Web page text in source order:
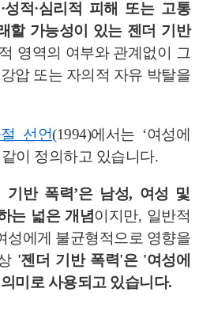
성적·심리적 피해 또는 고통
할 가능성이 있는 젠더 기반
영역의 여부와 관계없이 그
압 또는 자의적 자유 박탈을
선언(1994)에서는 ‘여성에
이 정의하고 있습니다.
기반 폭력’은 남성, 여성 및
는 넓은 개념 이지만, 일반적
성에게 불균형적으로 영향을
'젠더 기반 폭력'은 '여성에
미로 사용되고 있습니다.